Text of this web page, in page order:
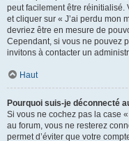
peut facilement être réinitialisé.
et cliquer sur « J’ai perdu mon
devriez être en mesure de
Cependant, si vous ne pouvez
invitons à contacter un
Haut
Pourquoi suis-je déconnecté
Si vous ne cochez pas la case
au forum, vous ne resterez
permet d’éviter que votre